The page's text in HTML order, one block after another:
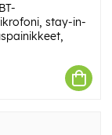
stay-in-